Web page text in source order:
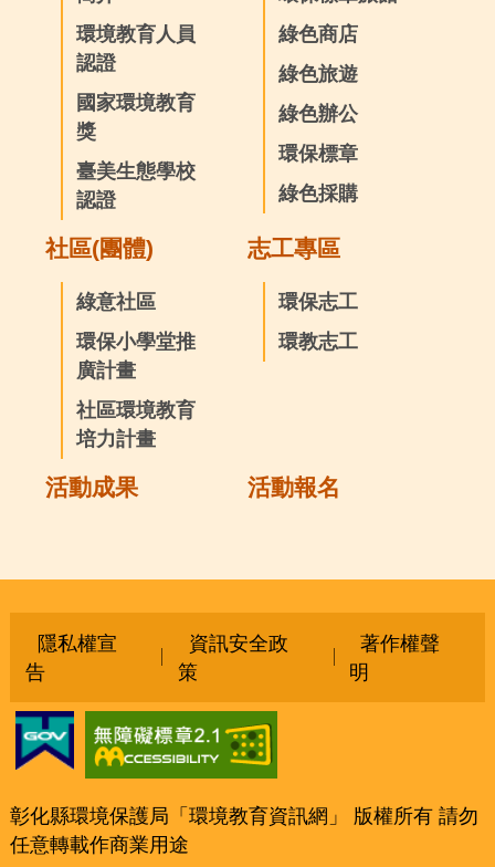
環境教育人員
認證
國家環境教育
獎
臺美生態學校
認證
綠色商店
綠色旅遊
綠色辦公
環保標章
綠色採購
社區(團體)
綠意社區
環保小學堂推
廣計畫
社區環境教育
培力計畫
志工專區
環保志工
環教志工
活動成果 活動報名
隱私權宣
告
資訊安全政
策
著作權聲
明
彰化縣環境保護局「環境教育資訊網」 版權所有 請勿
任意轉載作商業用途